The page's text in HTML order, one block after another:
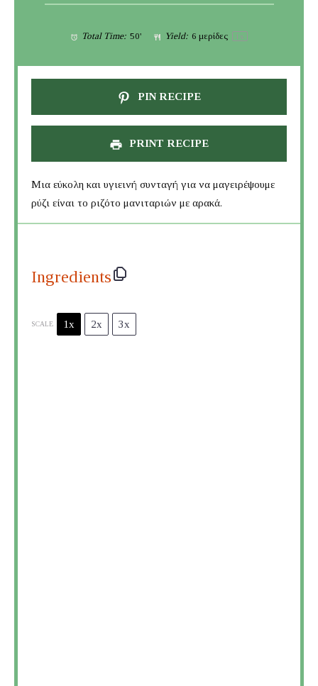
Total Time: 50' Yield: 6 μερίδες 1 x
PIN RECIPE
PRINT RECIPE
Μια εύκολη και υγιεινή συνταγή για να μαγειρέψουμε
ρύζι είναι το ριζότο μανιταριών με αρακά.
Ingredients
SCALE 1x 2x 3x